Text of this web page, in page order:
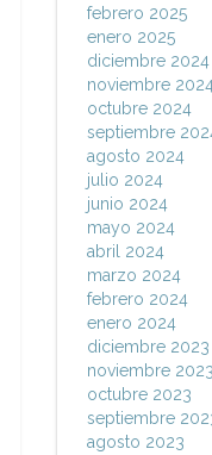
febrero 2025
enero 2025
diciembre 2024
noviembre
octubre 2024
septiembre
agosto 2024
julio 2024
junio 2024
mayo 2024
abril 2024
marzo 2024
febrero 2024
enero 2024
diciembre 2023
noviembre 2023
octubre 2023
septiembre
agosto 2023